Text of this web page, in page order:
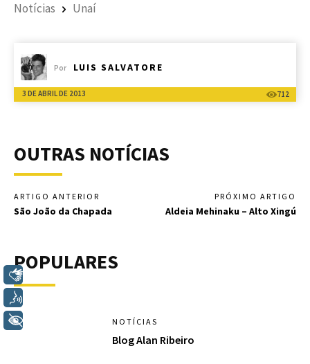
Notícias Unaí
Por LUIS SALVATORE
3 DE ABRIL DE 2013 712
OUTRAS NOTÍCIAS
ARTIGO ANTERIOR
São João da Chapada
PRÓXIMO ARTIGO
Aldeia Mehinaku – Alto Xingú
POPULARES
NOTÍCIAS
Blog Alan Ribeiro
+ Acessibilidade